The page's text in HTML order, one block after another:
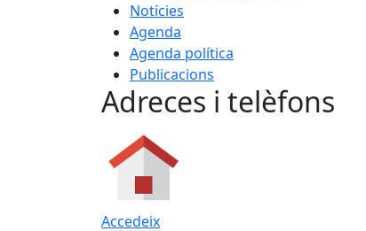
Notícies
Agenda
Agenda política
Publicacions
Adreces i telèfons
Accedeix